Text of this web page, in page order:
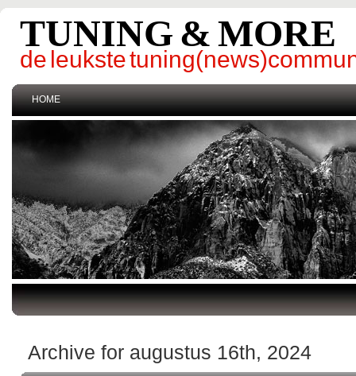
TUNING & MORE
de leukste
HOME
Archive for augustus 16th, 2024